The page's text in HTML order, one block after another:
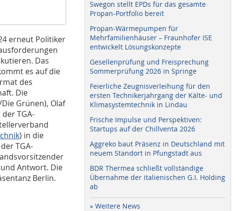
erneut Politiker
Das
es auf die
des
Die
Grünen), Olaf
TGA-
) in die
TGA-
und Antwort. Die
Berlin.
Swegon stellt EPDs für das gesamte
Propan-Portfolio bereit
Propan-Wärmepumpen für
Mehrfamilienhäuser – Fraunhofer ISE
entwickelt Lösungskonzepte
Gesellenprüfung und Freisprechung
Sommerprüfung 2026 in Springe
Feierliche Zeugnisverleihung für den
ersten Technikerjahrgang der Kälte- und
Klimasystemtechnik in Lindau
Frische Impulse und Perspektiven:
Startups auf der Chillventa 2026
Aggreko baut Präsenz in Deutschland mit
neuem Standort in Pfungstadt aus
BDR Thermea schließt vollständige
Übernahme der italienischen G.I. Holding
ab
» Weitere News